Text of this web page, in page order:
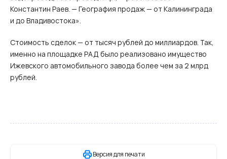
Константин Раев. — География продаж — от Калининграда
и до Владивостока».
Стоимость сделок — от тысяч рублей до миллиардов. Так,
именно на площадке РАД было реализовано имущество
Ижевского автомобильного завода более чем за 2 млрд
рублей.
Версия для печати